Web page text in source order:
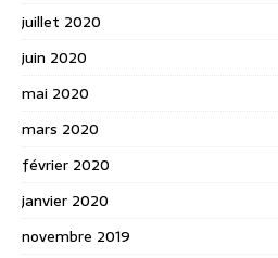
juillet 2020
juin 2020
mai 2020
mars 2020
février 2020
janvier 2020
novembre 2019